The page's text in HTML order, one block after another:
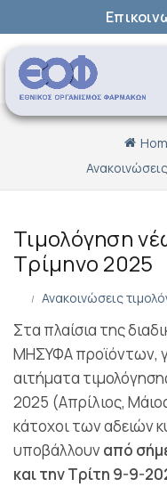
Τιμολόγηση
Τρίμηνο 2025
Ανακοινώσεις
Στα πλαίσια της
ΜΗΣΥΦΑ προϊόντων,
αιτήματα
2025 (Απρίλιος,
κάτοχοι των αδειών
υποβάλλουν από
και την Τρίτη 9-9-